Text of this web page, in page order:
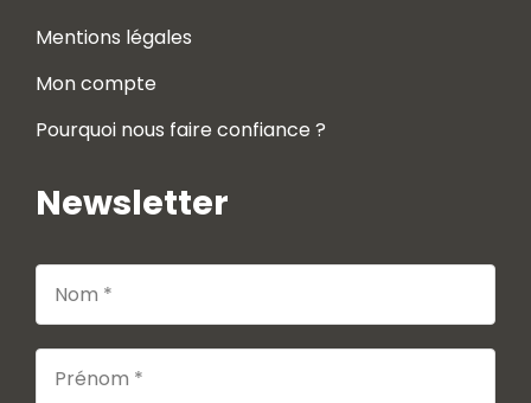
Mentions légales
Mon compte
Pourquoi nous faire confiance ?
Newsletter